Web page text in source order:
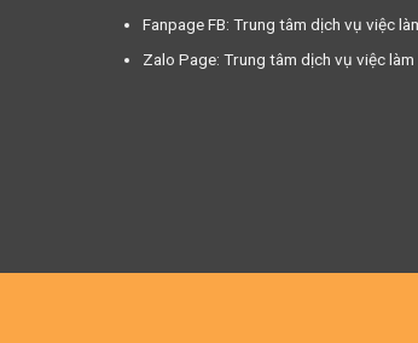
Fanpage FB: Trung tâm dịch vụ việc
Zalo Page: Trung tâm dịch vụ việc làm